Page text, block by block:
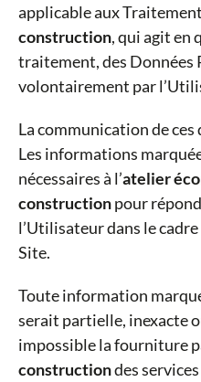
applicable aux
construction, qui agit en
traitement, des Données
volontairement par
La communication de
Les informations
nécessaires à l’atelier
constructionpour
l’Utilisateur dans le
Site.
Toute information
serait partielle, inexacte
impossible la fourniture
constructiondes